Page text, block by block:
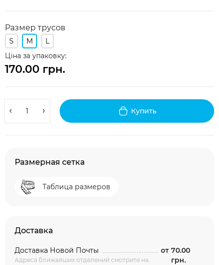
Размер трусов
S M
L
Ціна за упаковку:
170.00 грн.
Купить
Размерная сетка
Таблица размеров
Доставка
Доставка Новой Почты
Адреса ближайших отделений смотрите на
от 70.00
грн.